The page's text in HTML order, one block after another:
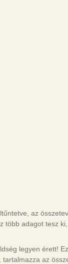
az
több adagot tesz
legyen érett!
az